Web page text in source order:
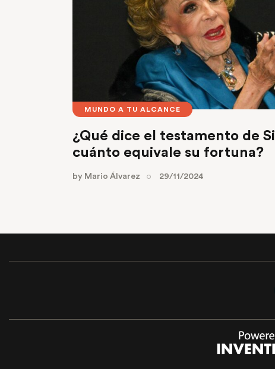
MUNDO A TU ALCANCE
¿Qué dice el testamento de
cuánto equivale su fortuna?
by Mario Álvarez 29/11/2024